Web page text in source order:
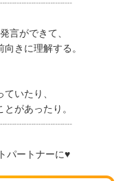
言ができて、
きに理解する。
いたり、
があったり。
パートナーに♥